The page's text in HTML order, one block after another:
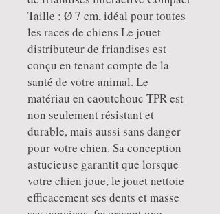
Taille : Ø 7 cm, idéal pour toutes
les races de chiens Le jouet
distributeur de friandises est
conçu en tenant compte de la
santé de votre animal. Le
matériau en caoutchouc TPR est
non seulement résistant et
durable, mais aussi sans danger
pour votre chien. Sa conception
astucieuse garantit que lorsque
votre chien joue, le jouet nettoie
efficacement ses dents et masse